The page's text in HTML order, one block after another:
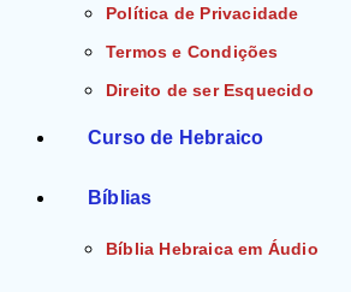
Política de Privacidade
Termos e Condições
Direito de ser Esquecido
Curso de Hebraico
Bíblias
Bíblia Hebraica em Áudio